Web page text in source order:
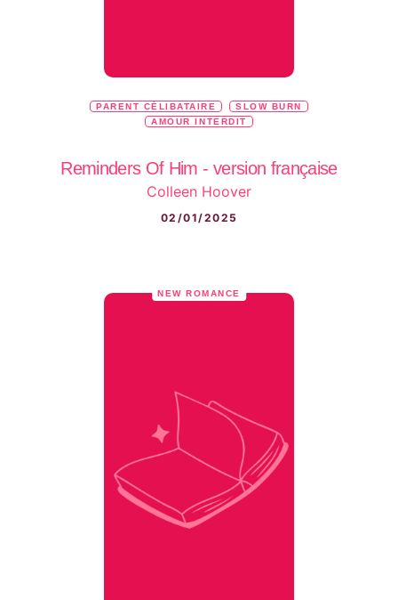
PARENT CÉLIBATAIRE
SLOW BURN
AMOUR INTERDIT
Reminders Of Him - version française
Colleen Hoover
02/01/2025
NEW ROMANCE